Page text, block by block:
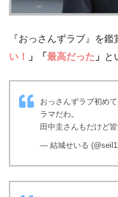
『おっさんずラブ』を鑑
い！
」「 最高だった 」 と
おっさんずラブ初め
ラマだわ。
田中圭さんもだけど
— 結城せいる